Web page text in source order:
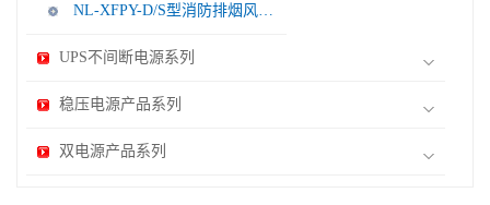
NL-XFPY-D/S型消防排烟风机控制柜
UPS不间断电源系列
稳压电源产品系列
双电源产品系列